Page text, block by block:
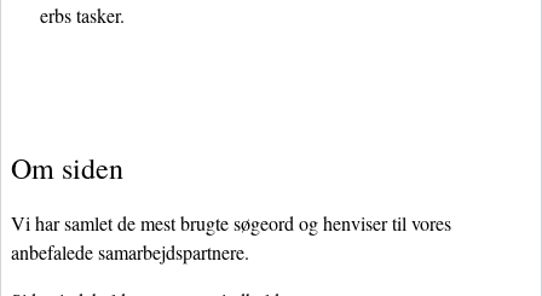
erbs tasker.
Om siden
Vi har samlet de mest brugte søgeord og henviser til vores
anbefalede samarbejdspartnere.